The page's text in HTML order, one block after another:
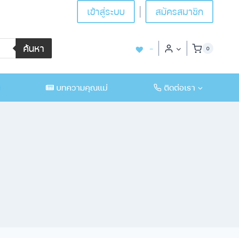
เข้าสู่ระบบ สมัครสมาชิก
ค้นหา - 0
บทความคุณแม่ ติดต่อเรา